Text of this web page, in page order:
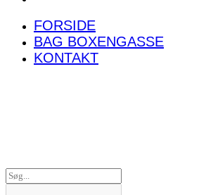
FORSIDE
BAG BOXENGASSE
KONTAKT